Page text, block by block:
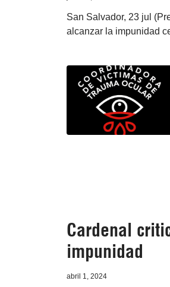
San Salvador, 23 jul
alcanzar la impunidad
Cardenal
impunidad
abril 1, 2024